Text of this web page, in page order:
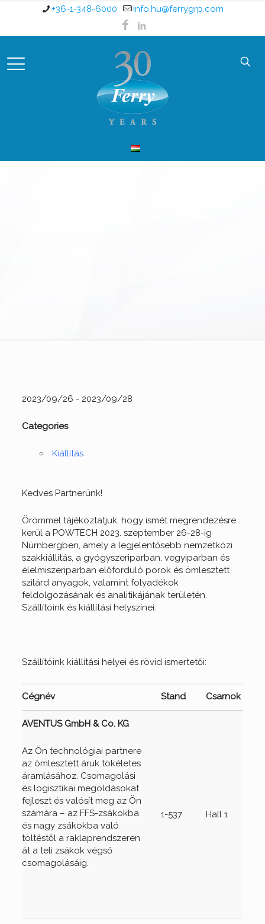
+36-1-348-6000 info.hu@ferrygrp.com
2023/09/26 - 2023/09/28
Categories
Kiállítás
Kedves Partnerünk!
Örömmel tájékoztatjuk, hogy ismét megrendezésre
kerül a POWTECH 2023. szeptember 26-28-ig
Nürnbergben, amely a legjelentősebb nemzetközi
szakkiállítás, a gyógyszeriparban, vegyiparban és
élelmiszeriparban előforduló porok és ömlesztett
szilárd anyagok, valamint folyadékok
feldolgozásának és analitikájának területén.
Szállítóink és kiállítási helyszínei:
Szállítóink kiállítási helyei és rövid ismertetői:
Cégnév Stand Csarnok
AVENTUS GmbH & Co. KG
Az Ön technológiai partnere
az ömlesztett áruk tökéletes
áramlásához. Csomagolási
és logisztikai megoldásokat
fejleszt és valósít meg az Ön
számára – az FFS-zsákokba
és nagy zsákokba való
töltéstől a raklaprendszeren
át a teli zsákok végső
csomagolásáig.
1-537 Hall 1